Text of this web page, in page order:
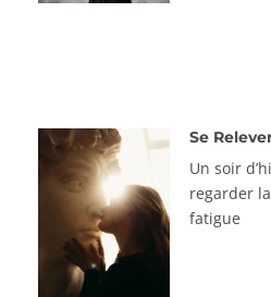
Se
Un soir
regarder
fatigue